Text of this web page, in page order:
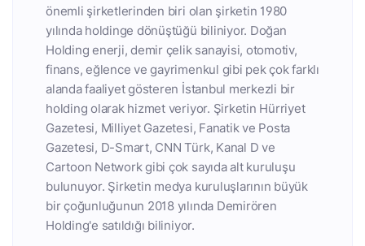
önemli şirketlerinden biri olan şirketin 1980
yılında holdinge dönüştüğü biliniyor. Doğan
Holding enerji, demir çelik sanayisi, otomotiv,
finans, eğlence ve gayrimenkul gibi pek çok farklı
alanda faaliyet gösteren İstanbul merkezli bir
holding olarak hizmet veriyor. Şirketin Hürriyet
Gazetesi, Milliyet Gazetesi, Fanatik ve Posta
Gazetesi, D-Smart, CNN Türk, Kanal D ve
Cartoon Network gibi çok sayıda alt kuruluşu
bulunuyor. Şirketin medya kuruluşlarının büyük
bir çoğunluğunun 2018 yılında Demirören
Holding'e satıldığı biliniyor.